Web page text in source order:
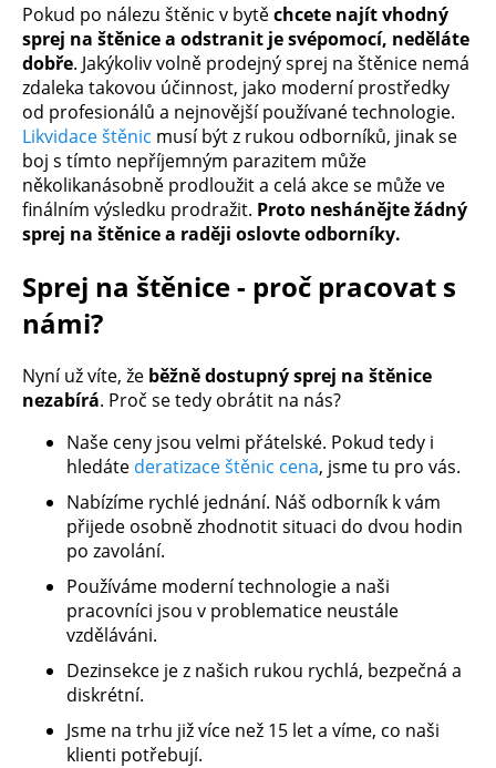
Pokud po nálezu štěnic v bytěchcete najít vhodný
sprej na štěnice a odstranit je svépomocí, neděláte
dobře. Jakýkoliv volně prodejný sprej na štěnice nemá
zdaleka takovou účinnost, jako moderní prostředky
od profesionálů a nejnovější používané technologie.
Likvidace štěnic musí být z rukou odborníků, jinak se
boj s tímto nepříjemným parazitem může
několikanásobně prodloužit a celá akce se může ve
finálním výsledku prodražit. Proto neshánějte žádný
sprej na štěnice a raději oslovte odborníky.
Sprej na štěnice - proč pracovat s
námi?
Nyní už víte, že běžně dostupný sprej na štěnice
nezabírá. Proč se tedy obrátit na nás?
Naše ceny jsou velmi přátelské. Pokud tedy i
hledáte deratizace štěnic cena, jsme tu pro vás.
Nabízíme rychlé jednání. Náš odborník k vám
přijede osobně zhodnotit situaci do dvou hodin
po zavolání.
Používáme moderní technologie a naši
pracovníci jsou v problematice neustále
vzděláváni.
Dezinsekce je z našich rukou rychlá, bezpečná a
diskrétní.
Jsme na trhu již více než 15 let a víme, co naši
klienti potřebují.